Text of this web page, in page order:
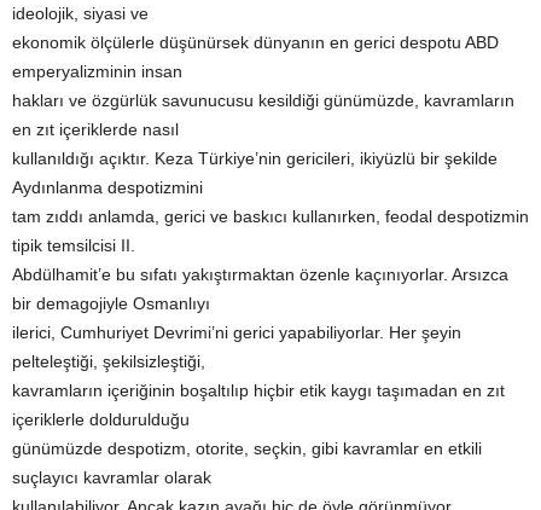
ideolojik, siyasi ve
ekonomik ölçülerle düşünürsek dünyanın en gerici despotu ABD
emperyalizminin insan
hakları ve özgürlük savunucusu kesildiği günümüzde, kavramların
en zıt içeriklerde nasıl
kullanıldığı açıktır. Keza Türkiye’nin gericileri, ikiyüzlü bir şekilde
Aydınlanma despotizmini
tam zıddı anlamda, gerici ve baskıcı kullanırken, feodal despotizmin
tipik temsilcisi II.
Abdülhamit’e bu sıfatı yakıştırmaktan özenle kaçınıyorlar. Arsızca
bir demagojiyle Osmanlıyı
ilerici, Cumhuriyet Devrimi’ni gerici yapabiliyorlar. Her şeyin
pelteleştiği, şekilsizleştiği,
kavramların içeriğinin boşaltılıp hiçbir etik kaygı taşımadan en zıt
içeriklerle doldurulduğu
günümüzde despotizm, otorite, seçkin, gibi kavramlar en etkili
suçlayıcı kavramlar olarak
kullanılabiliyor. Ancak kazın ayağı hiç de öyle görünmüyor.